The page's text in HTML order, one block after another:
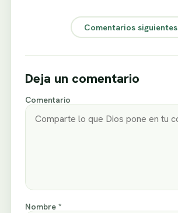
Comentarios siguientes
Deja un comentario
Comentario
Nombre *